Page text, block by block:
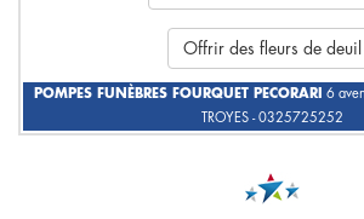
Offrir des fleurs de deuil
POMPES FUNÈBRES FOURQUET PECORARI
6
TROYES - 0325725252